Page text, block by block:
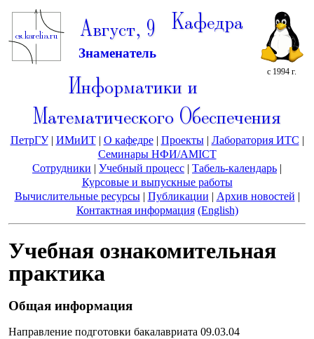
Август, 9
Знаменатель
с 1994 г.
Кафедра
Информатики и
Математического Обеспечения
ПетрГУ| ИМиИТ| О кафедре| Проекты| Лаборатория ИТС |
Семинары НФИ/AMICT
Сотрудники | Учебный процесс | Табель-календарь |
Курсовые и выпускные работы
Вычислительные ресурсы| Публикации | Архив новостей |
Контактная информация (English)
Учебная ознакомительная
практика
Общая информация
Направление подготовки бакалавриата 09.03.04